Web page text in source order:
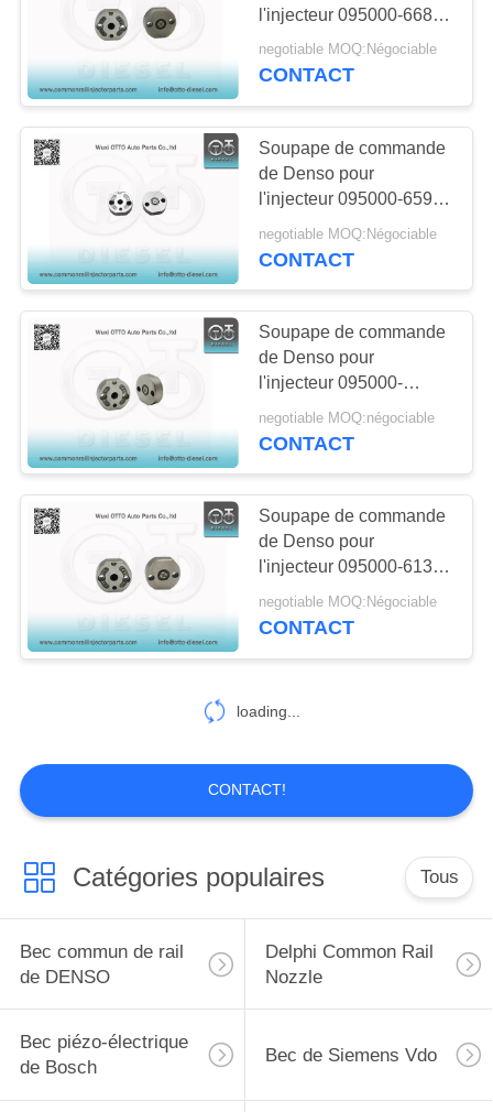
l'injecteur 095000-668#
/697 #/762# /733
#/768#/769#
negotiable MOQ:Négociable
CONTACT
Soupape de commande
de Denso pour
l'injecteur 095000-659X
23670-E0010
negotiable MOQ:Négociable
CONTACT
Soupape de commande
de Denso pour
l'injecteur 095000-
635#/6811 23670-
E0050 23910-1440
negotiable MOQ:négociable
CONTACT
Soupape de commande
de Denso pour
l'injecteur 095000-613#
8-97376270-#
negotiable MOQ:Négociable
CONTACT
loading...
CONTACT!
Catégories populaires Tous
Bec commun de rail
de DENSO
Delphi Common Rail
Nozzle
Bec piézo-électrique
de Bosch
Bec de Siemens Vdo